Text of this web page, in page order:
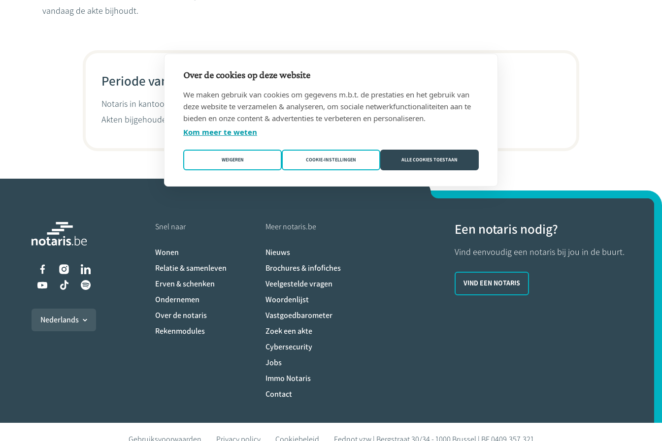
vandaag de akte bijhoudt.
Periode van 11/01/1983 tot 01/08/2013
Notaris in kantoor VAN ACHTER, Frans(1500 Halle)
Akten bijgehouden doorMelissa Vyvey
Liens vers les réseaux sociaux
Nederlands
Snel naar
Wonen
Relatie & samenleven
Erven & schenken
Ondernemen
Over de notaris
Rekenmodules
Meer notaris.be
Nieuws
Brochures & infofiches
Veelgestelde vragen
Woordenlijst
Vastgoedbarometer
Zoek een akte
Cybersecurity
Jobs
Immo Notaris
Contact
Een notaris nodig?
Vind eenvoudig een notaris bij jou in de buurt.
VIND EEN NOTARIS
Over de cookies op deze website
We maken gebruik van cookies om gegevens m.b.t. de prestaties en het gebruik van
deze website te verzamelen & analyseren, om sociale netwerkfunctionaliteiten aan te
bieden en onze content & advertenties te verbeteren en personaliseren.
Kom meer te weten
WEIGEREN COOKIE-INSTELLINGEN ALLE COOKIES TOESTAAN